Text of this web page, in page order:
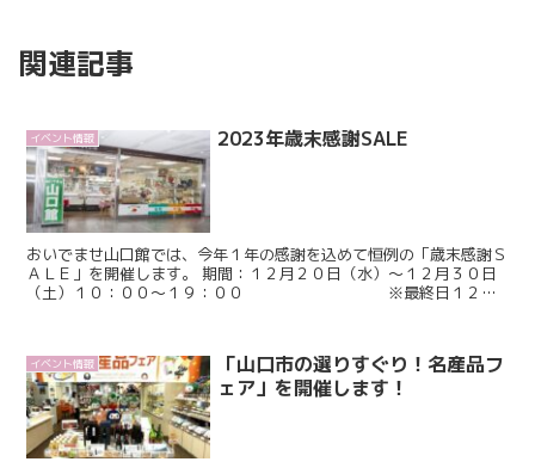
関連記事
イベント情報 2023年歳末感謝SALE
おいでませ山口館では、今年１年の感謝を込めて恒例の「歳末感謝Ｓ
ＡＬＥ」を開催します。 期間：１２月２０日（水）～１２月３０日
（土）１０：００～１９：００ ※最終日１２月
イベント情報
「山口市の選りすぐり！名産品フ
ェア」を開催します！